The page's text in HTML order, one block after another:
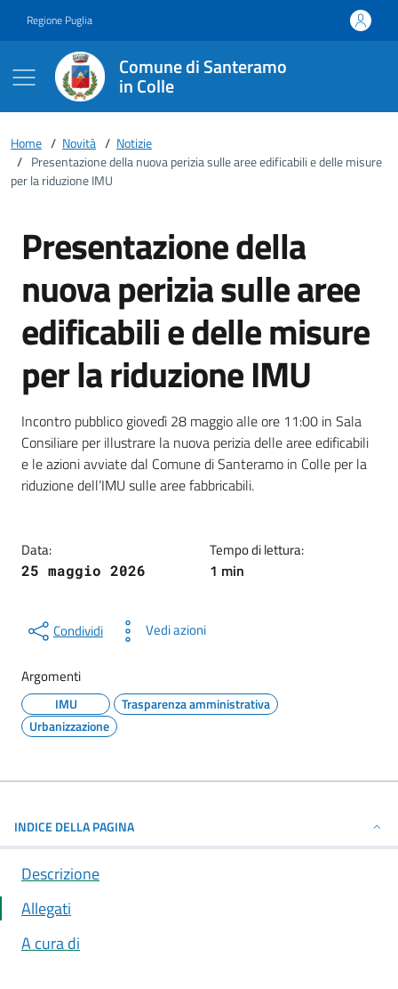
Regione Puglia
Comune di Santeramo
in Colle
Home / Novità / Notizie
/ Presentazione della nuova perizia sulle aree edificabili e delle misure
per la riduzione IMU
Presentazione della
nuova perizia sulle aree
edificabili e delle misure
per la riduzione IMU
Dettagli della notizia
Incontro pubblico giovedì 28 maggio alle ore 11:00 in Sala
Consiliare per illustrare la nuova perizia delle aree edificabili
e le azioni avviate dal Comune di Santeramo in Colle per la
riduzione dell’IMU sulle aree fabbricabili.
Data:
25 maggio 2026
Tempo di lettura:
1 min
Condividi Vedi azioni
Argomenti
IMU
Trasparenza amministrativa
Urbanizzazione
INDICE DELLA PAGINA
Descrizione
Allegati
A cura di